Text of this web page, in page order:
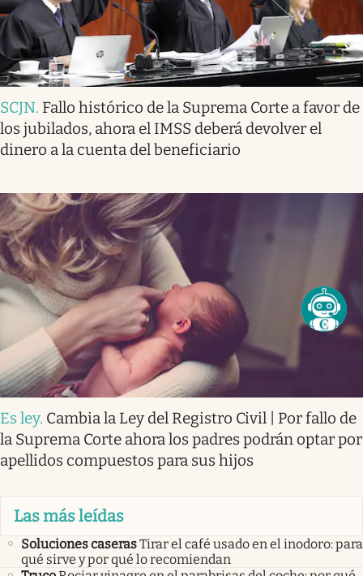
SCJN. Fallo histórico de la Suprema Corte a favor de
los jubilados, ahora el IMSS deberá devolver el
dinero a la cuenta del beneficiario
Es ley. Cambia la Ley del Registro Civil | Por fallo de
la Suprema Corte ahora los padres podrán optar por
apellidos compuestos para sus hijos
Las más leídas
Soluciones caserasTirar el café usado en el inodoro: para
qué sirve y por qué lo recomiendan